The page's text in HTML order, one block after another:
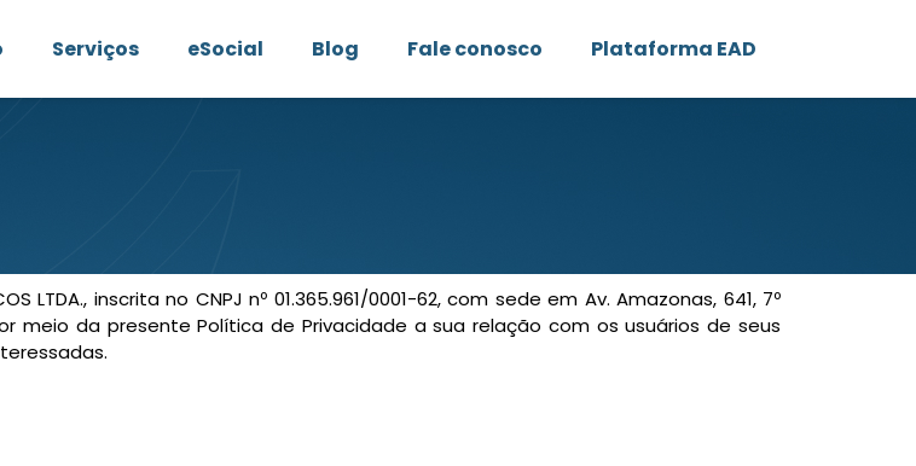
Serviços eSocial Blog Fale conosco Plataforma EAD
LTDA., inscrita no CNPJ nº 01.365.961/0001-62, com sede em Av. Amazonas, 641, 7º
meio da presente Política de Privacidade a sua relação com os usuários de seus